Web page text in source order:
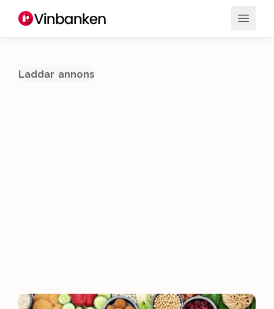
Laddar annons